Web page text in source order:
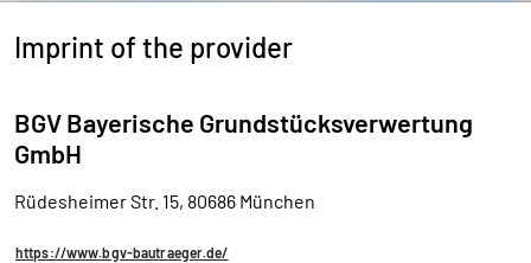
Imprint of the provider
BGV Bayerische Grundstücksverwertung
GmbH
Rüdesheimer Str. 15, 80686 München
https://www.bgv-bautraeger.de/